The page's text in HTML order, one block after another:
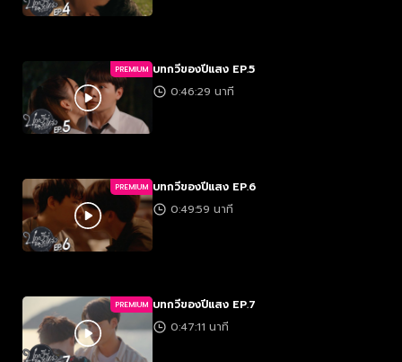
PREMIUM บทกวีของปีแสง EP.5
0:46:29 นาที
PREMIUM บทกวีของปีแสง EP.6
0:49:59 นาที
PREMIUM บทกวีของปีแสง EP.7
0:47:11 นาที